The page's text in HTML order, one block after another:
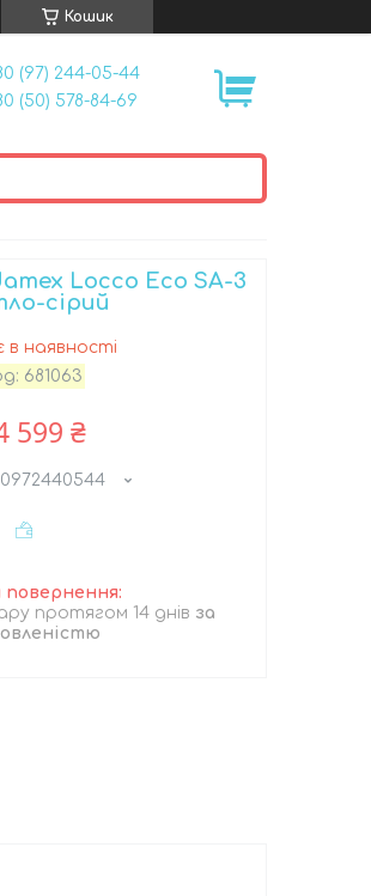
Кошик
(97) 244-05-44
(50) 578-84-69
Locco Eco SA-3
сірий
в наявності
681063
599 ₴
протягом 14 днів за